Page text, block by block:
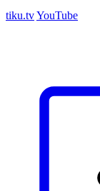
tiku.tvYouTube